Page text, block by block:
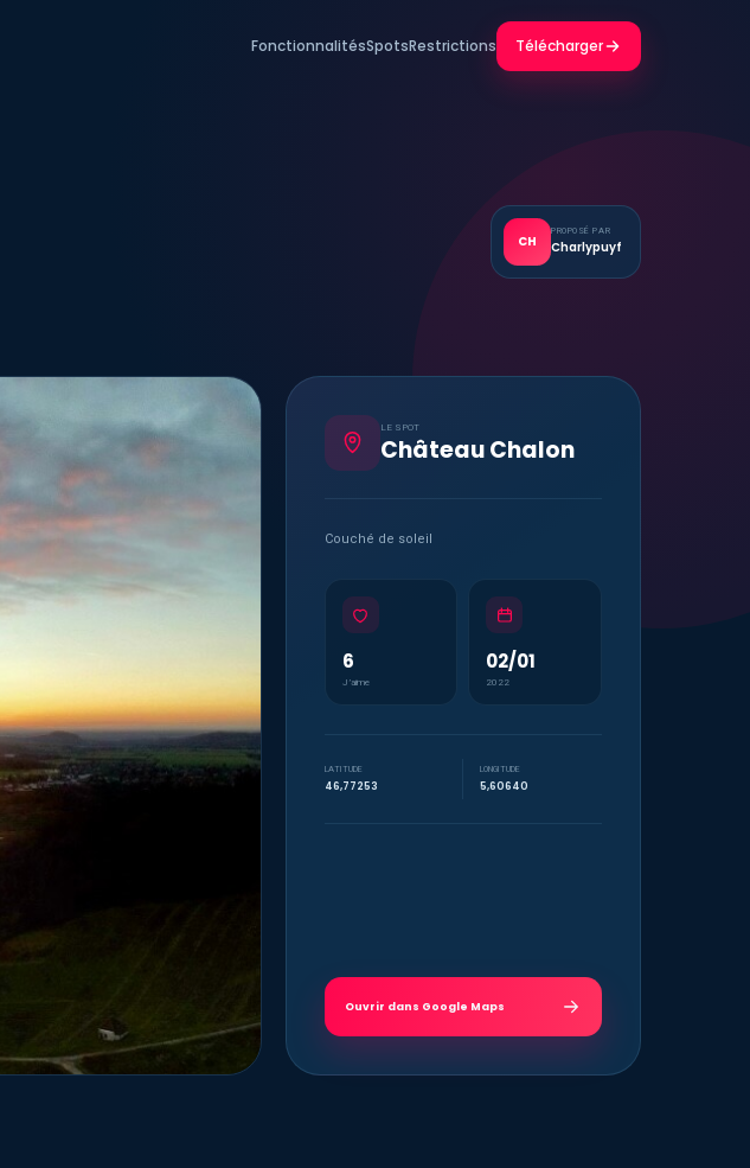
FonctionnalitésSpotsRestrictions Télécharger
CH
PROPOSÉ PAR
Charlypuyf
LE SPOT
Château Chalon
Couché de soleil
6
J’aime
02/01
2022
LATITUDE
46,77253
LONGITUDE
5,60640
Ouvrir dans Google Maps